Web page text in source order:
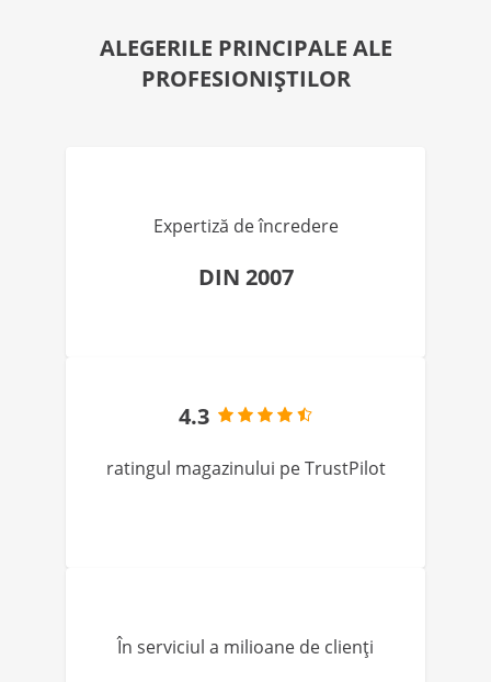
ALEGERILE PRINCIPALE ALE
PROFESIONIȘTILOR
Expertiză de încredere
DIN 2007
4.3
ratingul magazinului pe TrustPilot
În serviciul a milioane de clienți